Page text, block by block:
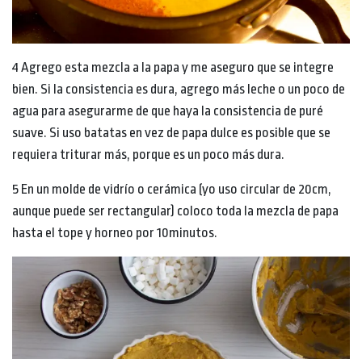
4 Agrego esta mezcla a la papa y me aseguro que se integre
bien. Si la consistencia es dura, agrego más leche o un poco de
agua para asegurarme de que haya la consistencia de puré
suave. Si uso batatas en vez de papa dulce es posible que se
requiera triturar más, porque es un poco más dura.
5 En un molde de vidrío o cerámica (yo uso circular de 20cm,
aunque puede ser rectangular) coloco toda la mezcla de papa
hasta el tope y horneo por 10minutos.